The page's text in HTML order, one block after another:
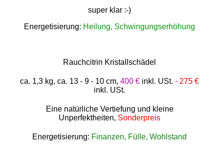
super klar :-)
Energetisierung: Heilung, Schwingungserhöhung
Rauchcitrin Kristallschädel
ca. 1,3 kg, ca. 13 - 9 - 10 cm, 400 € inkl. USt. - 275 €
inkl. USt.
Eine natürliche Vertiefung und kleine
Unperfektheiten, Sonderpreis
Energetisierung: Finanzen, Fülle, Wohlstand